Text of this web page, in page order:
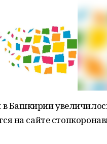
Башкирии
на сайте